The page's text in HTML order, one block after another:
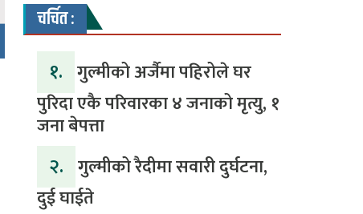
चर्चित :
१. गुल्मीको अर्जैमा पहिरोले घर
पुरिदा एकै परिवारका ४ जनाको मृत्यु, १
जना बेपत्ता
२. गुल्मीको रैदीमा सवारी दुर्घटना,
दुई घाईते